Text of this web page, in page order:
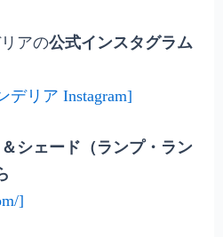
アの公式インスタグラム
リア Instagram]
シェード（ランプ・ラン
]